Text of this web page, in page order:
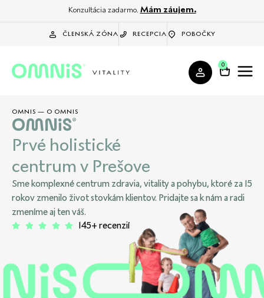
Konzultácia zadarmo. Mám záujem.
ČLENSKÁ ZÓNA RECEPCIA POBOČKY
0
OMNIS — O OMNIS
OMNIS®
Prvé holistické
centrum v Prešove
Sme komplexné centrum zdravia, vitality a pohybu, ktoré za 15
rokov zmenilo život stovkám klientov. Pridajte sa k nám a radi
zmeníme aj ten váš.
145+ recenzií